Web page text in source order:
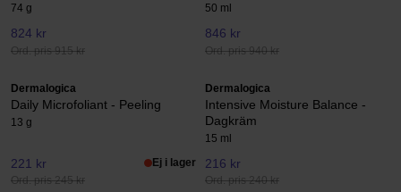
74 g
824 kr
Ord. pris 915 kr
50 ml
846 kr
Ord. pris 940 kr
Dermalogica
Daily Microfoliant - Peeling
13 g
221 kr
Ord. pris 245 kr
Ej i lager
Dermalogica
Intensive Moisture Balance -
Dagkräm
15 ml
216 kr
Ord. pris 240 kr